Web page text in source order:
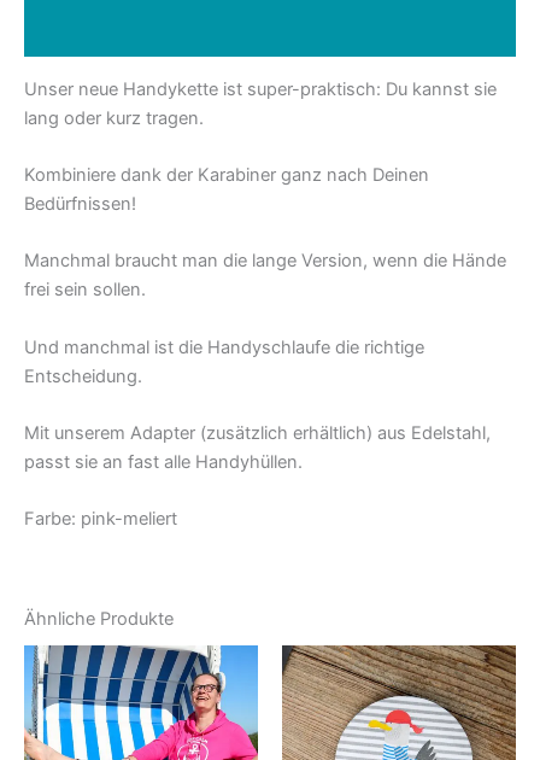
Unser neue Handykette ist super-praktisch: Du kannst sie
lang oder kurz tragen.
Kombiniere dank der Karabiner ganz nach Deinen
Bedürfnissen!
Manchmal braucht man die lange Version, wenn die Hände
frei sein sollen.
Und manchmal ist die Handyschlaufe die richtige
Entscheidung.
Mit unserem Adapter (zusätzlich erhältlich) aus Edelstahl,
passt sie an fast alle Handyhüllen.
Farbe: pink-meliert
Ähnliche Produkte